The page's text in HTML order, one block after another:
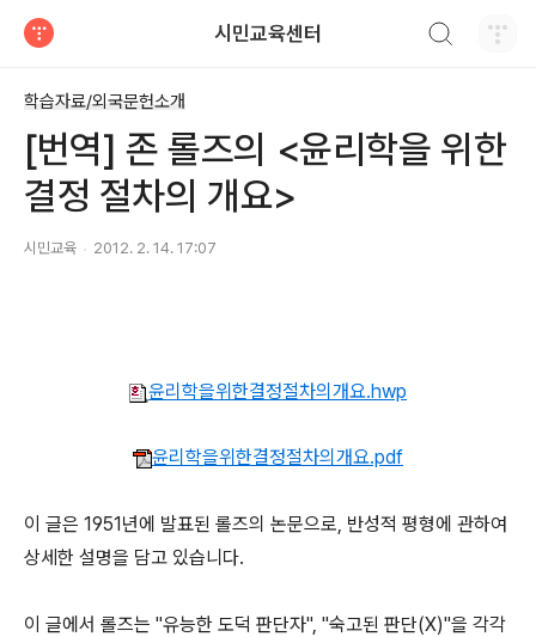
시민교육센터
학습자료/외국문헌소개
[번역] 존 롤즈의 <윤리학을 위한
결정 절차의 개요>
시민교육 2012. 2. 14. 17:07
윤리학을위한결정절차의개요.hwp
윤리학을위한결정절차의개요.pdf
이 글은 1951년에 발표된 롤즈의 논문으로, 반성적 평형에 관하여
상세한 설명을 담고 있습니다.
이 글에서 롤즈는 "유능한 도덕 판단자", "숙고된 판단(X)"을 각각